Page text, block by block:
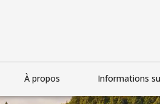
À propos Informations